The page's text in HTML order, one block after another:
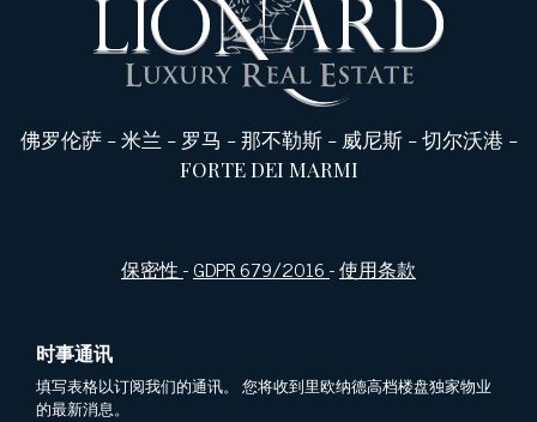
佛罗伦萨-米兰 - 罗马 -那不勒斯- 威尼斯-切尔沃港 -
FORTE DEI MARMI
保密性-GDPR 679/2016-使用条款
时事通讯
填写表格以订阅我们的通讯。 您将收到里欧纳德高档楼盘独家物业
的最新消息。